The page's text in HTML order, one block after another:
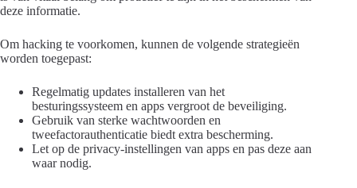
deze informatie.
Om hacking te voorkomen, kunnen de volgende strategieën
worden toegepast:
Regelmatig updates installeren van het
besturingssysteem en apps vergroot de beveiliging.
Gebruik van sterke wachtwoorden en
tweefactorauthenticatie biedt extra bescherming.
Let op de privacy-instellingen van apps en pas deze aan
waar nodig.